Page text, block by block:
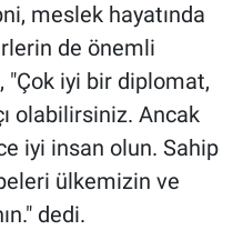
meslek hayatında
de önemli
"Çok iyi bir diplomat,
olabilirsiniz. Ancak
iyi insan olun. Sahip
ülkemizin ve
dedi.